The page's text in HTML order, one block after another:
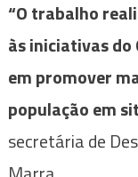
“O trabalho
às iniciativas do
em promover
população em
secretária de